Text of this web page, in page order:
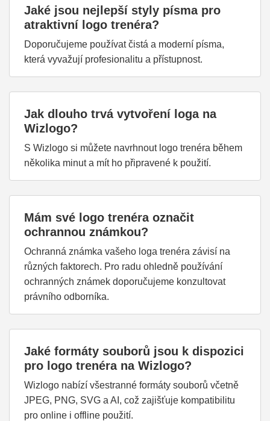
Jaké jsou nejlepší styly písma pro
atraktivní logo trenéra?
Doporučujeme používat čistá a moderní písma,
která vyvažují profesionalitu a přístupnost.
Jak dlouho trvá vytvoření loga na
Wizlogo?
S Wizlogo si můžete navrhnout logo trenéra během
několika minut a mít ho připravené k použití.
Mám své logo trenéra označit
ochrannou známkou?
Ochranná známka vašeho loga trenéra závisí na
různých faktorech. Pro radu ohledně používání
ochranných známek doporučujeme konzultovat
právního odborníka.
Jaké formáty souborů jsou k dispozici
pro logo trenéra na Wizlogo?
Wizlogo nabízí všestranné formáty souborů včetně
JPEG, PNG, SVG a AI, což zajišťuje kompatibilitu
pro online i offline použití.